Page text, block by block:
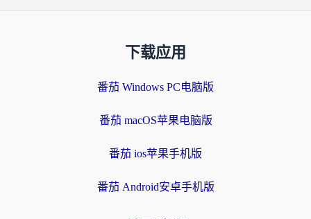
下载应用
番茄 Windows PC电脑版
番茄 macOS苹果电脑版
番茄 ios苹果手机版
番茄 Android安卓手机版